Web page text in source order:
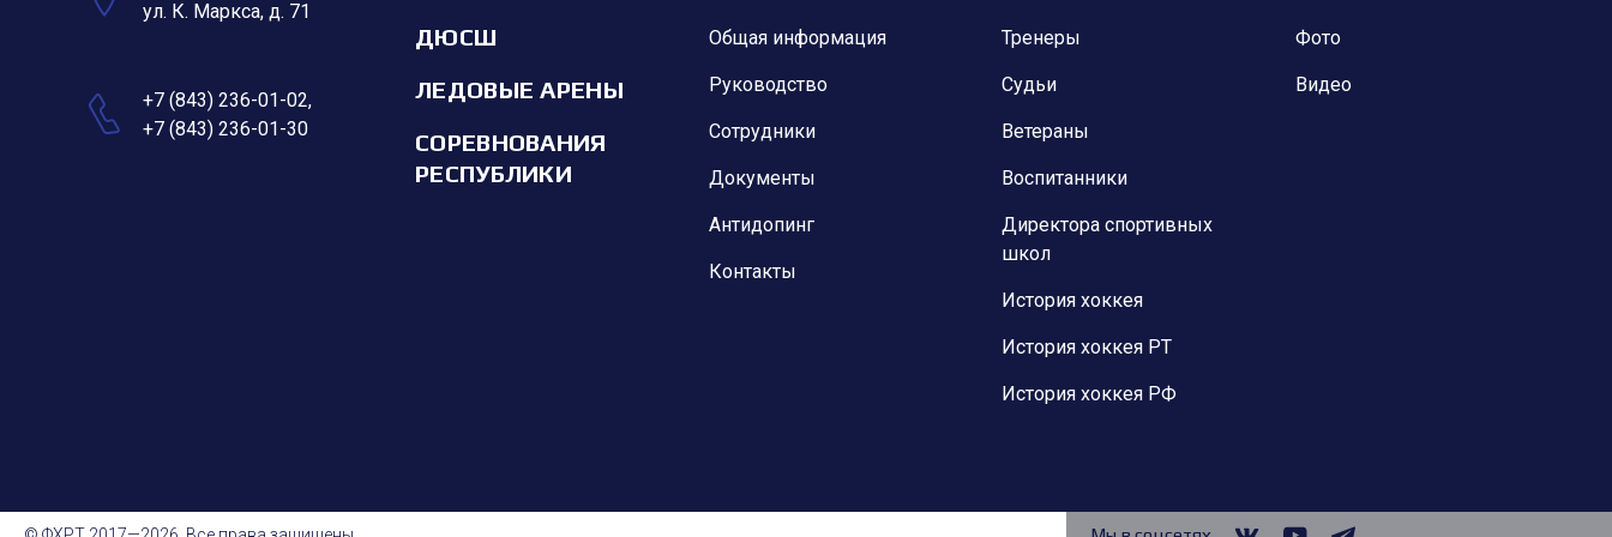
ул. К. Маркса, д. 71
+7 (843) 236-01-02,
+7 (843) 236-01-30
ДЮСШ
ЛЕДОВЫЕ АРЕНЫ
СОРЕВНОВАНИЯ
РЕСПУБЛИКИ
Общая информация
Руководство
Сотрудники
Документы
Антидопинг
Контакты
Тренеры
Судьи
Ветераны
Воспитанники
Директора спортивных
школ
История хоккея
История хоккея РТ
История хоккея РФ
Фото
Видео